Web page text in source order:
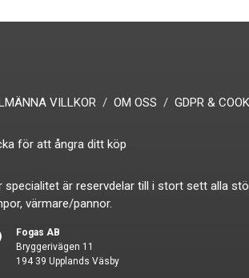
VILLKOR OM OSS GDPR &
för att ångra ditt köp
specialitet är reservdelar till i stort sett alla
värmare/pannor.
Fogas AB
Bryggerivägen 11
194 39 Upplands Väsby